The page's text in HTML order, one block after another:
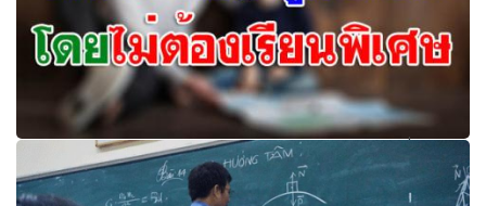
วิธีสอนภาษาอังกฤษลูกให้เก่ง โดยไม่ต้องเรียนพิเศษ เพื่อ
อนาคตที่ดีของลูก คลิกอ่านที่นี่!